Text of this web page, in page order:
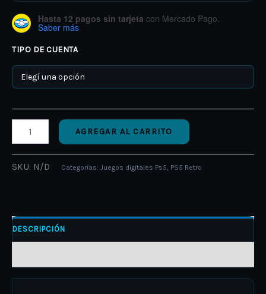
Hasta 12 pagos sin tarjeta con Mercado Pago.
Saber más
TIPO DE CUENTA
AGREGAR AL CARRITO
SKU: N/D Categorías: Juegos digitales Ps5, PS5 Retro
DESCRIPCIÓN